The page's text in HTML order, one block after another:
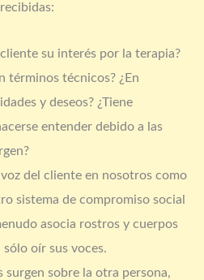
su interés por la terapia?
términos técnicos? ¿En
y deseos? ¿Tiene
entender debido a las
del cliente en nosotros como
sistema de compromiso social
asocia rostros y cuerpos
sólo oír sus voces.
surgen sobre la otra persona,